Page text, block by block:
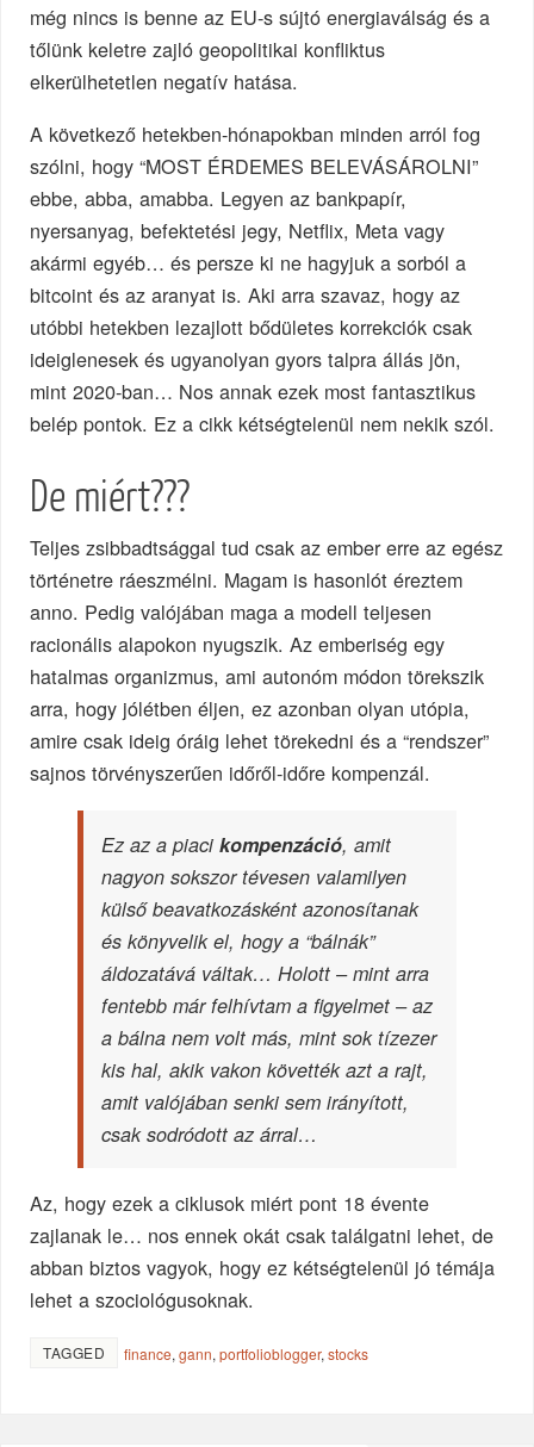
még nincs is benne az EU-s sújtó energiaválság és a
tőlünk keletre zajló geopolitikai konfliktus
elkerülhetetlen negatív hatása.
A következő hetekben-hónapokban minden arról fog
szólni, hogy “MOST ÉRDEMES BELEVÁSÁROLNI”
ebbe, abba, amabba. Legyen az bankpapír,
nyersanyag, befektetési jegy, Netflix, Meta vagy
akármi egyéb… és persze ki ne hagyjuk a sorból a
bitcoint és az aranyat is. Aki arra szavaz, hogy az
utóbbi hetekben lezajlott bődületes korrekciók csak
ideiglenesek és ugyanolyan gyors talpra állás jön,
mint 2020-ban… Nos annak ezek most fantasztikus
belép pontok. Ez a cikk kétségtelenül nem nekik szól.
De miért???
Teljes zsibbadtsággal tud csak az ember erre az egész
történetre ráeszmélni. Magam is hasonlót éreztem
anno. Pedig valójában maga a modell teljesen
racionális alapokon nyugszik. Az emberiség egy
hatalmas organizmus, ami autonóm módon törekszik
arra, hogy jólétben éljen, ez azonban olyan utópia,
amire csak ideig óráig lehet törekedni és a “rendszer”
sajnos törvényszerűen időről-időre kompenzál.
Ez az a piacikompenzáció, amit
nagyon sokszortévesen valamilyen
külső beavatkozásként azonosítanak
és könyvelik el, hogy a “bálnák”
áldozatává váltak… Holott –mint arra
fentebb már felhívtam a figyelmet – az
a bálna nem volt más, mint sok tízezer
kis hal, akik vakon követték azt a rajt,
amit valójában senki sem irányított,
csak sodródott az árral…
Az, hogy ezek a ciklusok miért pont 18 évente
zajlanak le… nos ennek okát csak találgatni lehet, de
abban biztos vagyok, hogy ez kétségtelenül jó témája
lehet a szociológusoknak.
TAGGED finance,gann,portfolioblogger,stocks